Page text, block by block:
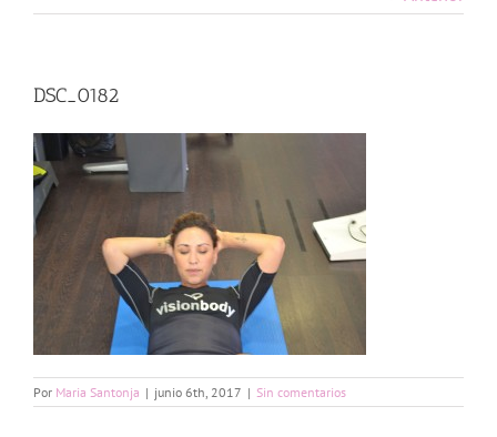
DSC_0182
Por Maria Santonja | junio 6th, 2017 | Sin comentarios